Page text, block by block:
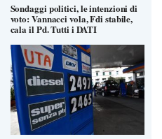
Sondaggi politici, le intenzioni di
voto: Vannacci vola, Fdi stabile,
cala il Pd. Tutti i DATI